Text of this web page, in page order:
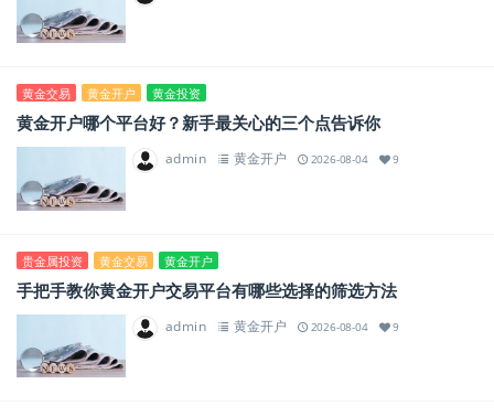
黄金交易 黄金开户 黄金投资
黄金开户哪个平台好？新手最关心的三个点告诉你
admin 黄金开户 2026-08-04 9
贵金属投资 黄金交易 黄金开户
手把手教你黄金开户交易平台有哪些选择的筛选方法
admin 黄金开户 2026-08-04 9